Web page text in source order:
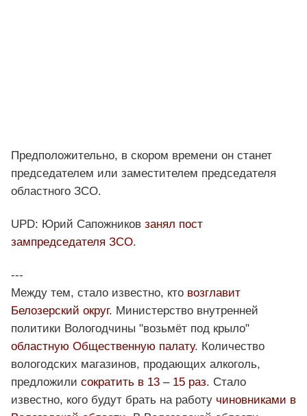
Предположительно, в скором времени он станет
председателем или заместителем председателя
областного ЗСО.
UPD: Юрий Сапожников занял пост
зампредседателя ЗСО.
---
Между тем, стало известно, кто возглавит
Белозерский округ. Министерство внутренней
политики Вологодчины "возьмёт под крыло"
областную Общественную палату. Количество
вологодских магазинов, продающих алкоголь,
предложили сократить в 13 – 15 раз. Стало
известно, кого будут брать на работу чиновниками в